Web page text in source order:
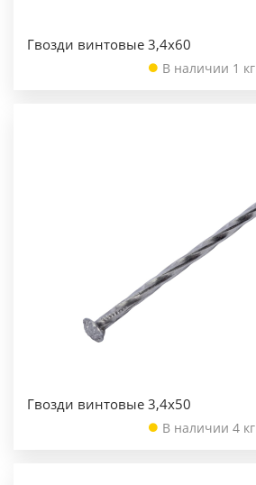
Гвозди винтовые 3,4х60
В наличии 1 кг
Гвозди винтовые 3,4х50
В наличии 4 кг